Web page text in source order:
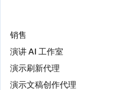
销售
演讲 AI 工作室
演示刷新代理
演示文稿创作代理